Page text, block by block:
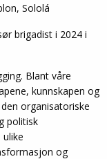
Sololá
brigadist i 2024 i
Blant våre
kunnskapen og
organisatoriske
politisk
og